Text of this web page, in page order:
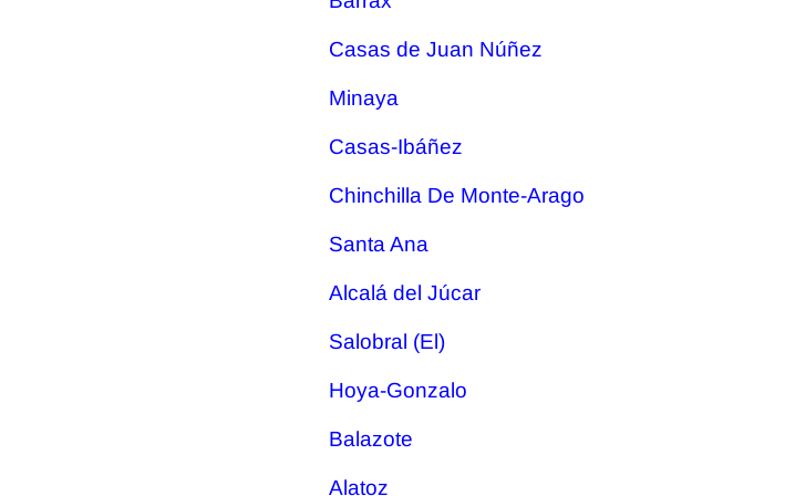
Casas de Juan Núñez
Minaya
Casas-Ibáñez
Chinchilla De Monte-Arago
Santa Ana
Alcalá del Júcar
Salobral (El)
Hoya-Gonzalo
Balazote
Alatoz